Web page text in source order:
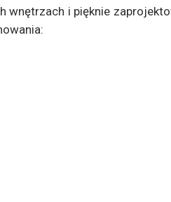
wnętrzach i pięknie